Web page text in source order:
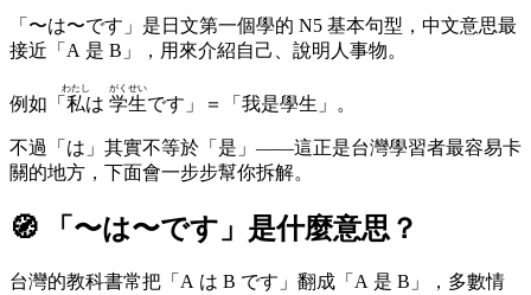
「〜は〜です」是日文第一個學的 N5 基本句型，中文意思最
接近「A 是 B」，用來介紹自己、說明人事物。
例如「 私
わたし
は 学生
がくせい
です」＝「我是學生」。
不過「は」其實不等於「是」——這正是台灣學習者最容易卡
關的地方，下面會一步步幫你拆解。
🧭 「 〜は〜です 」是什麼意思？
台灣的教科書常把「A は B です」翻成「A 是 B」，多數情